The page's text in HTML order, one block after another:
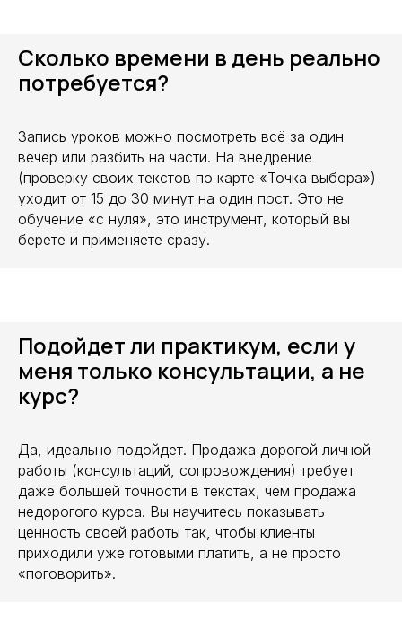
Сколько времени в день реально
потребуется?
Запись уроков можно посмотреть всё за один
вечер или разбить на части. На внедрение
(проверку своих текстов по карте «Точка выбора»)
уходит от 15 до 30 минут на один пост. Это не
обучение «с нуля», это инструмент, который вы
берете и применяете сразу.
Подойдет ли практикум, если у
меня только консультации, а не
курс?
Да, идеально подойдет. Продажа дорогой личной
работы (консультаций, сопровождения) требует
даже большей точности в текстах, чем продажа
недорогого курса. Вы научитесь показывать
ценность своей работы так, чтобы клиенты
приходили уже готовыми платить, а не просто
«поговорить».